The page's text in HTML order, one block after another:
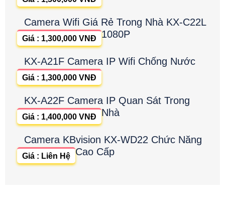
Camera Wifi Giá Rẻ Trong Nhà KX-C22L
1080P
Giá : 1,300,000 VNĐ
KX-A21F Camera IP Wifi Chống Nước
Giá : 1,300,000 VNĐ
KX-A22F Camera IP Quan Sát Trong
Nhà
Giá : 1,400,000 VNĐ
Camera KBvision KX-WD22 Chức Năng
Cao Cấp
Giá : Liên Hệ